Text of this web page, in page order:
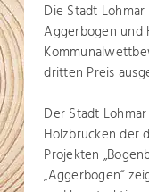
Die Stadt
Aggerbogen und
dritten Preis
Der Stadt
Holzbrücken der
Projekten
„Aggerbogen“